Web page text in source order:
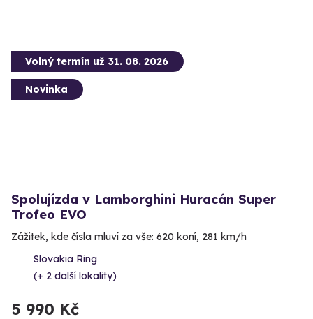
Volný termín už 31. 08. 2026
Novinka
Spolujízda v Lamborghini Huracán Super
Trofeo EVO
Zážitek, kde čísla mluví za vše: 620 koní, 281 km/h
Slovakia Ring
(+ 2 další lokality)
5 990 Kč